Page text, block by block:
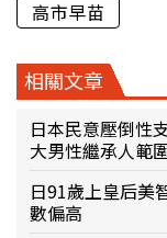
高市早苗
相關文章
日本民意壓倒性
大男性繼承人範
日91歲上皇后
數偏高